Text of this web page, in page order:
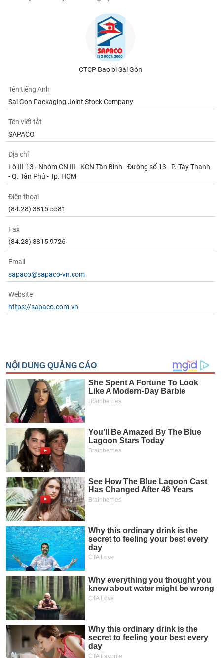
CTCP Bao bì Sài Gòn
Tên tiếng Anh
Sai Gon Packaging Joint Stock Company
Tên viết tắt
SAPACO
Địa chỉ
Lô III-13 - Nhóm CN III - KCN Tân Bình - Đường số 13 - P. Tây Thạnh
- Q. Tân Phú - Tp. HCM
Điện thoại
(84.28) 3815 5581
Fax
(84.28) 3815 9726
Email
sapaco@sapaco-vn.com
Website
https://sapaco.com.vn